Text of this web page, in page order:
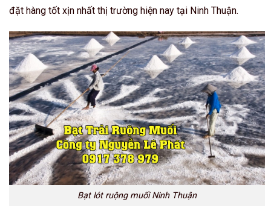
đặt hàng tốt xịn nhất thị trường hiện nay tại Ninh Thuận.
Bạt lót ruộng muối Ninh Thuận